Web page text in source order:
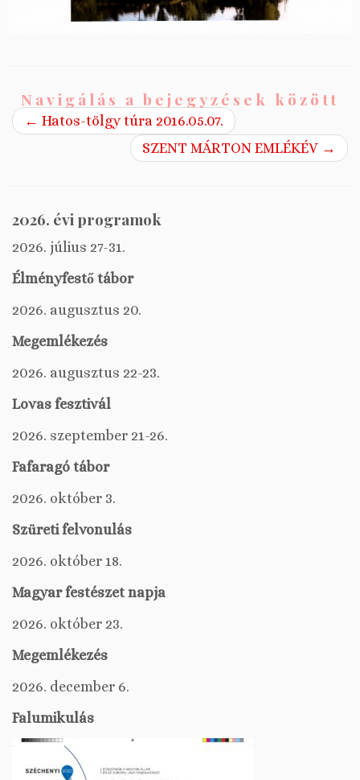
Navigálás a bejegyzések között
← Hatos-tölgy túra 2016.05.07.
SZENT MÁRTON EMLÉKÉV →
2026. évi programok
2026. július 27-31.
Élményfestő tábor
2026. augusztus 20.
Megemlékezés
2026. augusztus 22-23.
Lovas fesztivál
2026. szeptember 21-26.
Fafaragó tábor
2026. október 3.
Szüreti felvonulás
2026. október 18.
Magyar festészet napja
2026. október 23.
Megemlékezés
2026. december 6.
Falumikulás